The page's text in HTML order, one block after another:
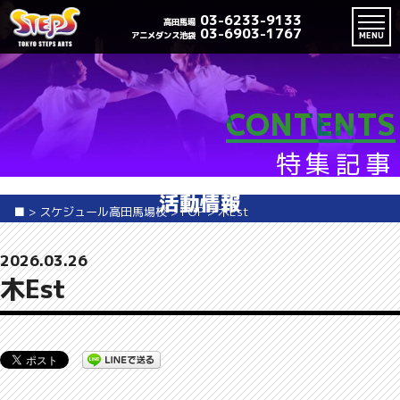
高田馬場 03-6233-9133
アニメダンス池袋 03-6903-1767 MENU
CONTENTS
特集記事
■ > スケジュール高田馬場校>POP>木Est
活動情報
2026.03.26
木Est